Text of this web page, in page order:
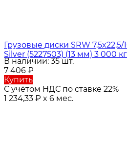
Грузовые диски SRW 7,5x22,5/
Silver (5227503) (13 мм) 3 000 кг
В наличии: 35 шт.
7 406 ₽
Купить
С учётом НДС по ставке 22%
1 234,33 ₽ x 6 мес.